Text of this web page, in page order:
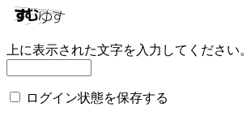
上に表示された文字を入力してください。
ログイン状態を保存する